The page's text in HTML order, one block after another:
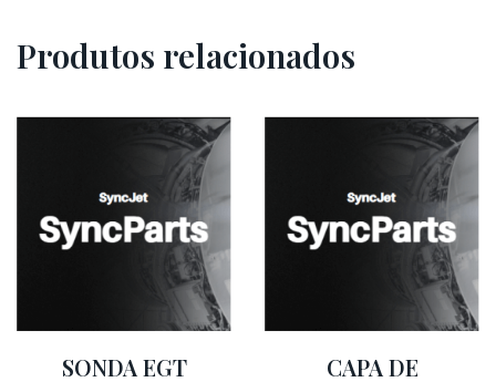
Produtos relacionados
SONDA EGT
CAPA DE